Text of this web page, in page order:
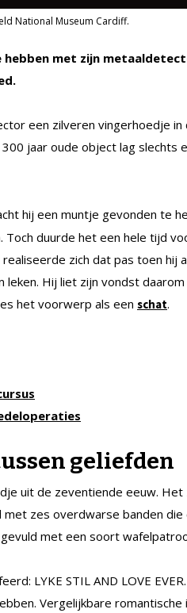
National Museum Cardiff.
hebben met zijn
een zilveren vingerhoedje in
jaar oude object lag slechts
hij een muntje gevonden te
duurde het een hele tijd
zich dat pas toen hij
Hij liet zijn vondst daarom
het voorwerp als een schat.
geliefden
uit de zeventiende eeuw. Het
zes overdwarse banden die
met een soort
LYKE STIL AND LOVE
Vergelijkbare romantische